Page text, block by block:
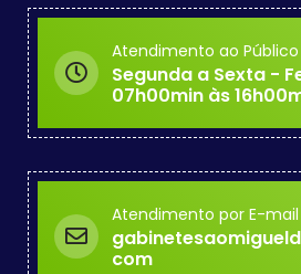
Atendimento ao Público
Segunda a Sexta -
07h00min às
Atendimento por E-mail
com